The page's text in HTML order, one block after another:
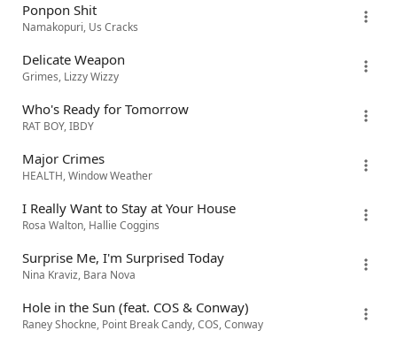
Ponpon Shit
Namakopuri, Us Cracks
Delicate Weapon
Grimes, Lizzy Wizzy
Who's Ready for Tomorrow
RAT BOY, IBDY
Major Crimes
HEALTH, Window Weather
I Really Want to Stay at Your House
Rosa Walton, Hallie Coggins
Surprise Me, I'm Surprised Today
Nina Kraviz, Bara Nova
Hole in the Sun (feat. COS & Conway)
Raney Shockne, Point Break Candy, COS, Conway